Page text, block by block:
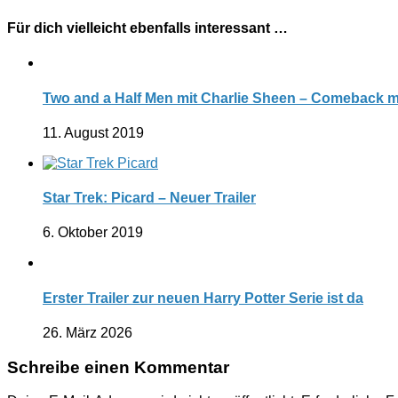
Für dich vielleicht ebenfalls interessant …
Two and a Half Men mit Charlie Sheen – Comeback
11. August 2019
Star Trek: Picard – Neuer Trailer
6. Oktober 2019
Erster Trailer zur neuen Harry Potter Serie ist da
26. März 2026
Schreibe einen Kommentar